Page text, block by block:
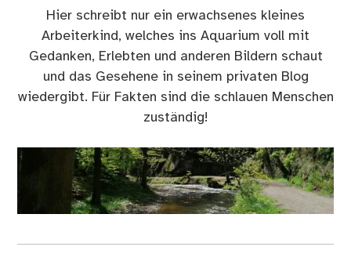
Hier schreibt nur ein erwachsenes kleines
Arbeiterkind, welches ins Aquarium voll mit
Gedanken, Erlebten und anderen Bildern schaut
und das Gesehene in seinem privaten Blog
wiedergibt. Für Fakten sind die schlauen Menschen
zuständig!